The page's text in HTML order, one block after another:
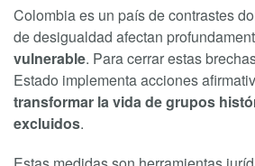
Colombia es un país de contrastes
de desigualdad afectan
vulnerable. Para cerrar estas
Estado implementa acciones
transformar la vida de grupos
excluidos.